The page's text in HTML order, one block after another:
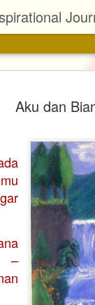
Aku dan
–